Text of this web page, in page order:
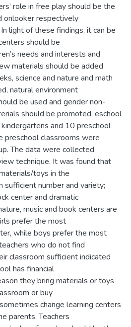
role in free play should be the
onlooker respectively
light of these findings, it can be
should be
needs and interests and
materials should be added
science and nature and math
natural environment
be used and gender non-
should be promoted. eschool
and 10 preschool
preschool classrooms were
The data were collected
technique. It was found that
toys in the
sufficient number and variety;
center and dramatic
music and book centers are
prefer the most
while boys prefer the most
who do not find
classroom sufficient indicated
has financial
they bring materials or toys
or buy
change learning centers
parents. Teachers